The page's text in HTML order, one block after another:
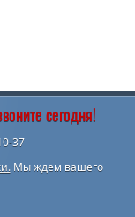
сегодня!
37
Мы ждем вашего